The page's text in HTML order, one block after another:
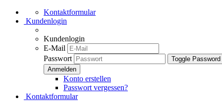
Kontaktformular
Kundenlogin
Kundenlogin
E-Mail
Passwort
Toggle
Konto erstellen
Passwort vergessen?
Kontaktformular